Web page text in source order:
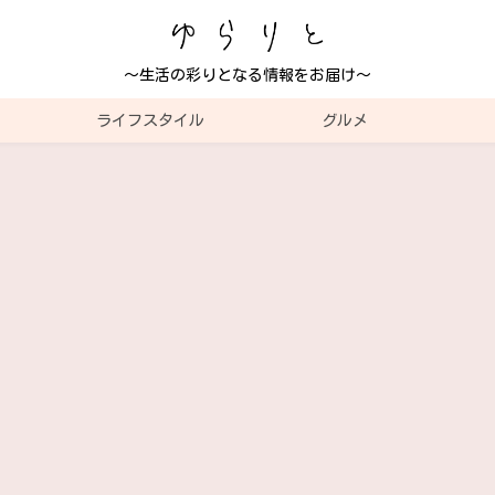
～生活の彩りとなる情報をお届け～
ライフスタイル グルメ